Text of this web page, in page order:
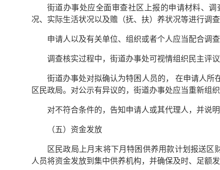
街道办事处应全面审查社区上报的申请材料、
况、实际生活状况以及赡（抚、扶）养状况等进行调
申请人以及有关单位、组织或者个人应当配合调
调查核实过程中，街道办事处可视情组织民主评
街道办事处对拟确认为特困人员的， 在申请人所
区民政局。对公示有异议的，街道办事处应当重新组
对不符合条件的，告知申请人或其代理人，并说
（五）资金发放
区民政局上月末将下月特困供养用款计划报送
人员将资金发放到集中供养机构，并确保及时、足额